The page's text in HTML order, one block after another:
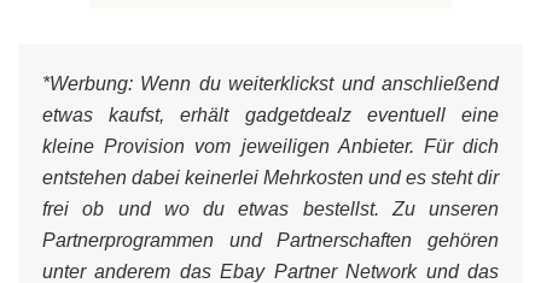
*Werbung: Wenn du weiterklickst und anschließend
etwas kaufst, erhält gadgetdealz eventuell eine
kleine Provision vom jeweiligen Anbieter. Für dich
entstehen dabei keinerlei Mehrkosten und es steht dir
frei ob und wo du etwas bestellst. Zu unseren
Partnerprogrammen und Partnerschaften gehören
unter anderem das Ebay Partner Network und das